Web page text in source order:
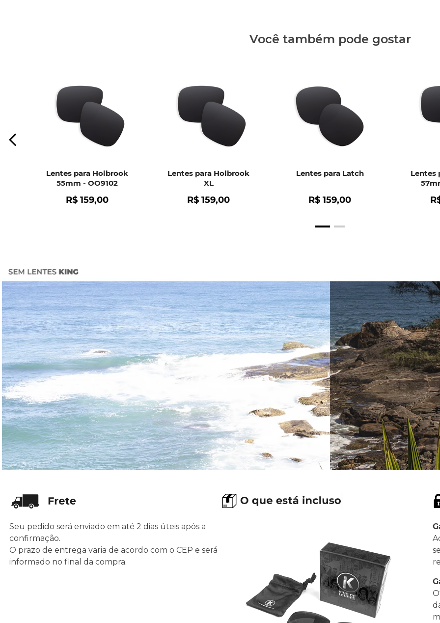
Você também pode gostar
Lentes para Holbrook
55mm - OO9102
R$ 159,00
Lentes para Holbrook
XL
R$ 159,00
Lentes para Latch
R$ 159,00
Lentes
Seu pedido será enviado em até 2 dias úteis após a
confirmação.
O prazo de entrega varia de acordo com o CEP e será
informado no final da compra.